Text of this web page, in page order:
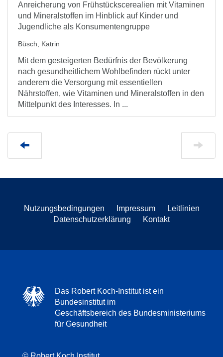
Anreicherung von Frühstückscerealien mit Vitaminen
und Mineralstoffen im Hinblick auf Kinder und
Jugendliche als Konsumentengruppe
Büsch, Katrin
Mit dem gesteigerten Bedürfnis der Bevölkerung
nach gesundheitlichem Wohlbefinden rückt unter
anderem die Versorgung mit essentiellen
Nährstoffen, wie Vitaminen und Mineralstoffen in den
Mittelpunkt des Interesses. In ...
Nutzungsbedingungen Impressum
Leitlinien
Datenschutzerklärung
Kontakt
Das Robert Koch-Institut ist ein
Bundesinstitut im
Geschäftsbereich des Bundesministeriums
für Gesundheit